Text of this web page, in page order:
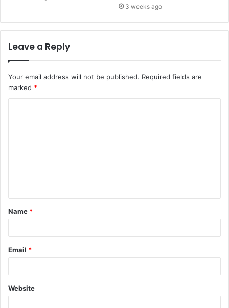
3 weeks ago
Leave a Reply
Your email address will not be published. Required fields are
marked *
Name *
Email *
Website